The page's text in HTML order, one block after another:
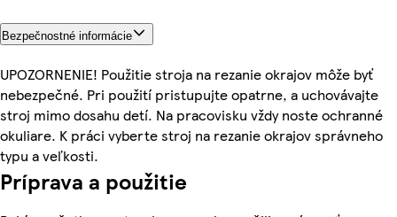
Bezpečnostné informácie
UPOZORNENIE! Použitie stroja na rezanie okrajov môže byť
nebezpečné. Pri použití pristupujte opatrne, a uchovávajte
stroj mimo dosahu detí. Na pracovisku vždy noste ochranné
okuliare. K práci vyberte stroj na rezanie okrajov správneho
typu a veľkosti.
Príprava a použitie